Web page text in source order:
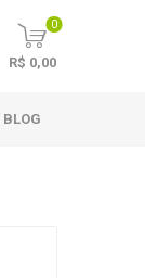
0
R$ 0,00
BLOG